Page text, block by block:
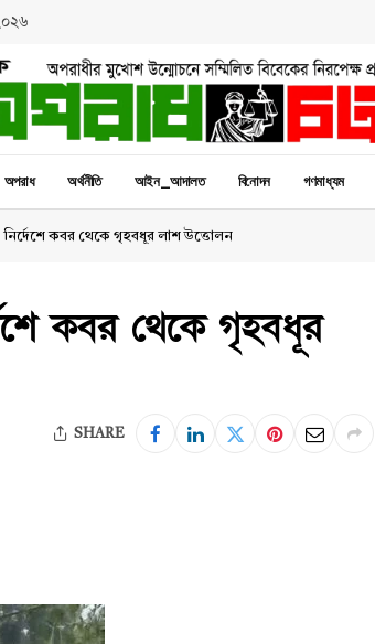
অপরাধ অর্থনীতি আইন_আদালত বিনোদন গণমাধ্যম
নির্দেশে কবর থেকে গৃহবধূর লাশ উত্তোলন
কবর থেকে গৃহবধূর
SHARE